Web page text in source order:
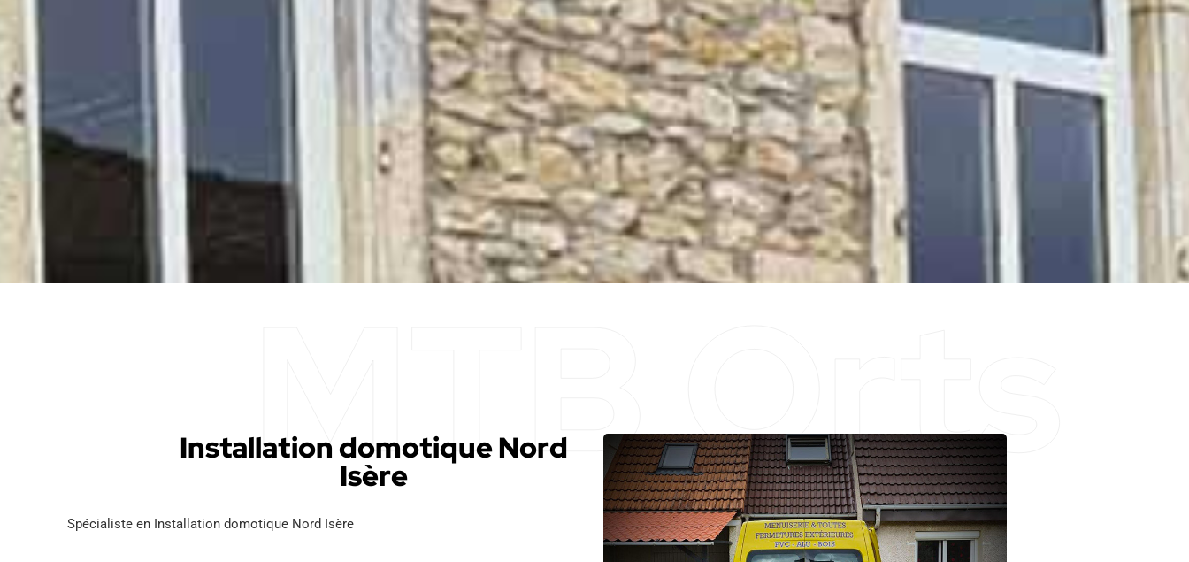
Installation domotique Nord
Isère
Spécialiste en Installation domotique Nord Isère